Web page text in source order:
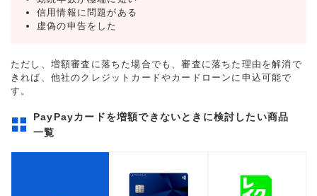
信用情報に問題がある
虚偽の申告をした
ただし、増額審査に落ちた場合でも、審査に落ちた理由を解消で
きれば、他社のクレジットカードやカードローンに申込可能で
す。
PayPayカードを増額できないときに検討したい商品
一覧